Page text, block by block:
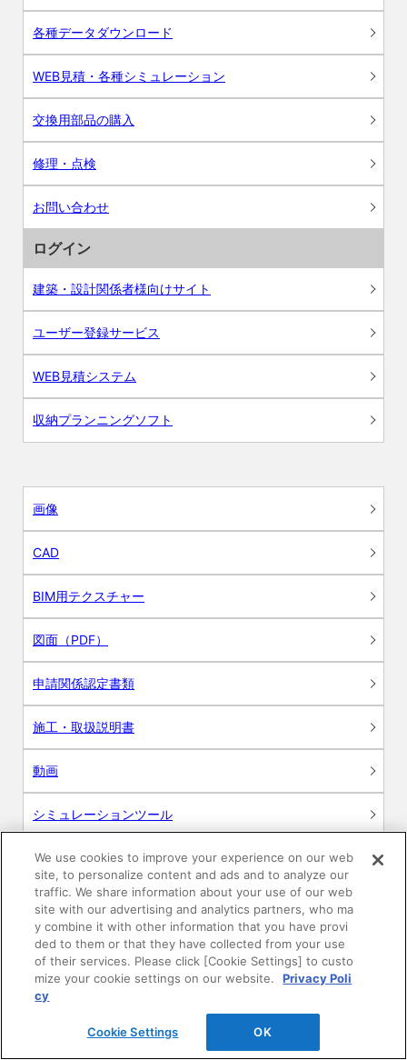
各種データダウンロード
WEB見積・各種シミュレーション
交換用部品の購入
修理・点検
お問い合わせ
ログイン
建築・設計関係者様向けサイト
ユーザー登録サービス
WEB見積システム
収納プランニングソフト
画像
CAD
BIM用テクスチャー
図面（PDF）
申請関係認定書類
施工・取扱説明書
動画
シミュレーションツール
24時間換気システム〈エアスマート〉
簡易設計見積ソフト
R&Dセンター環境測定・分析サービス
商品マスター申し込み
We use cookies to improve your experience on our web
site, to personalize content and ads and to analyze our
traffic. We share information about your use of our web
site with our advertising and analytics partners, who ma
y combine it with other information that you have provi
ded to them or that they have collected from your use
of their services. Please click [Cookie Settings] to custo
mize your cookie settings on our website.
Privacy Poli
cy
Cookie Settings OK